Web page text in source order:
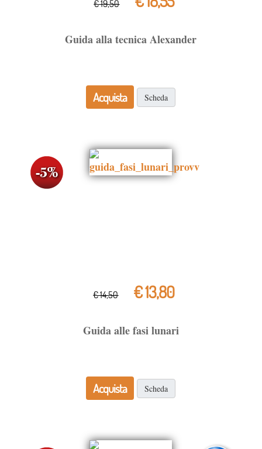
€ 19,50
Guida alla tecnica Alexander
Acquista Scheda
€ 14,50 € 13,80
Guida alle fasi lunari
Acquista Scheda